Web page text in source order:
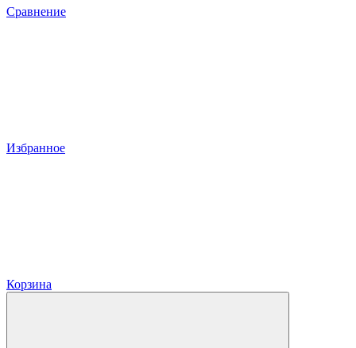
Сравнение
Избранное
Корзина